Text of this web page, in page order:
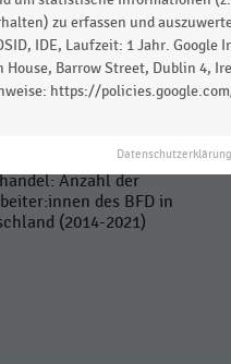
Anzahl der
des BFD in
(2014-2021)
zu erfassen und
IDE, Laufzeit: 1 Jahr. Google
House, Barrow Street, Dublin 4,
https://
Datenschutzerklärung